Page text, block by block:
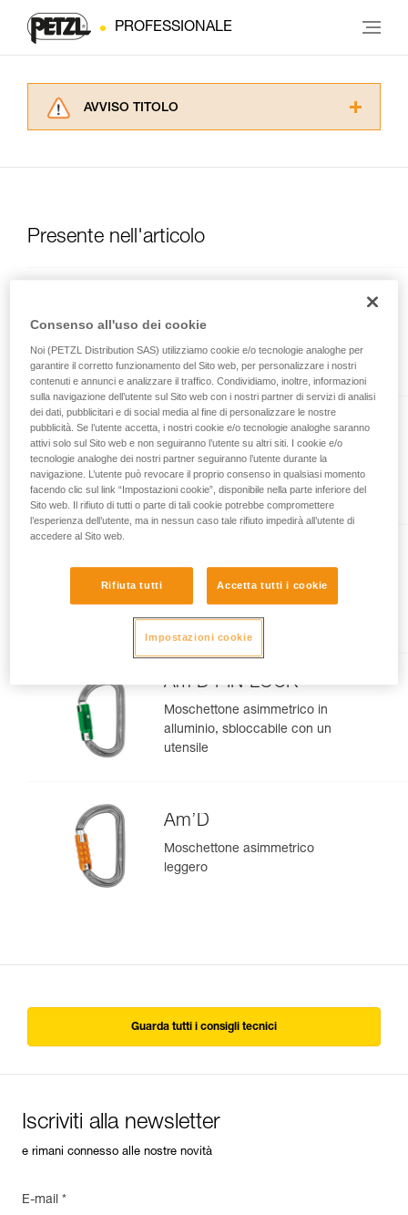
PROFESSIONALE
AVVISO TITOLO
La padronanza di queste tecniche richiede una
Forniamo esempi di tecniche relative alla vostra
vengono qui descritte.
Presente nell'articolo
resistenza
OK
Moschettone ovale leggero
Sm'D
Moschettone asimmetrico
Am’D PIN-LOCK
Moschettone asimmetrico in
alluminio, sbloccabile con un
utensile
Am’D
Moschettone asimmetrico
leggero
Guarda tutti i consigli tecnici
Iscriviti alla newsletter
e rimani connesso alle nostre novità
E-mail *
Consenso all'uso dei cookie
Noi (PETZL Distribution SAS) utilizziamo cookie e/o tecnologie analoghe per
garantire il corretto funzionamento del Sito web, per personalizzare i nostri
contenuti e annunci e analizzare il traffico. Condividiamo, inoltre, informazioni
sulla navigazione dell’utente sul Sito web con i nostri partner di servizi di analisi
dei dati, pubblicitari e di social media al fine di personalizzare le nostre
pubblicità. Se l’utente accetta, i nostri cookie e/o tecnologie analoghe saranno
attivi solo sul Sito web e non seguiranno l’utente su altri siti. I cookie e/o
tecnologie analoghe dei nostri partner seguiranno l’utente durante la
navigazione. L’utente può revocare il proprio consenso in qualsiasi momento
facendo clic sul link “Impostazioni cookie”, disponibile nella parte inferiore del
Sito web. Il rifiuto di tutti o parte di tali cookie potrebbe compromettere
l’esperienza dell’utente, ma in nessun caso tale rifiuto impedirà all’utente di
accedere al Sito web.
Rifiuta tutti Accetta tutti i cookie
Impostazioni cookie